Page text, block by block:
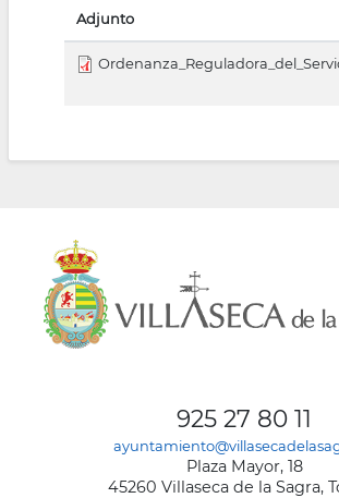
Adjunto
925 27 80 11
Plaza Mayor, 18
45260 Villaseca de la Sagra,